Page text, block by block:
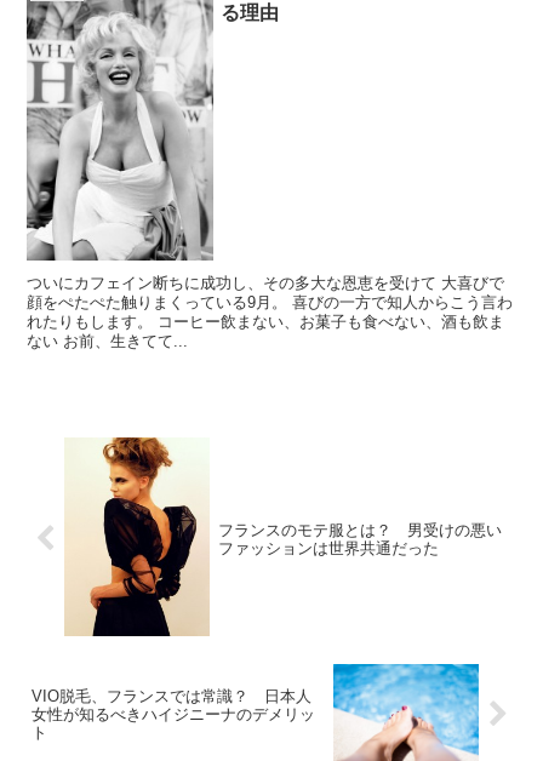
る理由
ついにカフェイン断ちに成功し、その多大な恩恵を受けて 大喜びで
顔をぺたぺた触りまくっている9月。 喜びの一方で知人からこう言わ
れたりもします。 コーヒー飲まない、お菓子も食べない、酒も飲ま
ない お前、生きてて...
フランスのモテ服とは？ 男受けの悪い
ファッションは世界共通だった
VIO脱毛、フランスでは常識？ 日本人
女性が知るべきハイジニーナのデメリッ
ト